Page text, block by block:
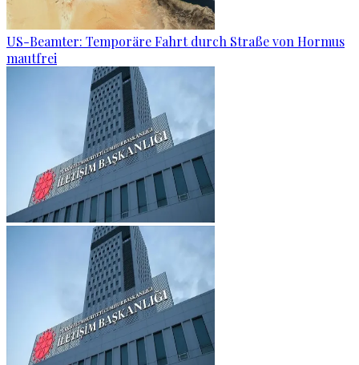
US-Beamter: Temporäre Fahrt durch Straße von Hormus
mautfrei